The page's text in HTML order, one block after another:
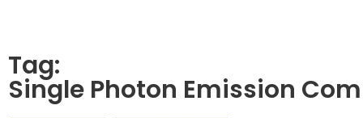
Tag:
Single Photon Emission